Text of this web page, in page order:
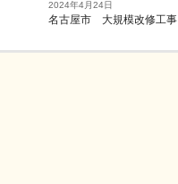
2024年4月24日
名古屋市 大規模改修工事